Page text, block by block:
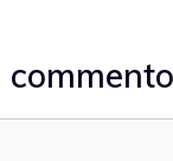
commento